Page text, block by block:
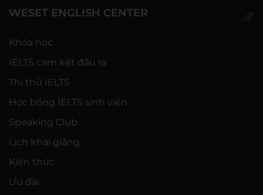
WESET ENGLISH CENTER
Khóa học
IELTS cam kết đầu ra
Thi thử IELTS
Học bổng IELTS sinh viên
Speaking Club
Lịch khai giảng
Kiến thức
Ưu đãi